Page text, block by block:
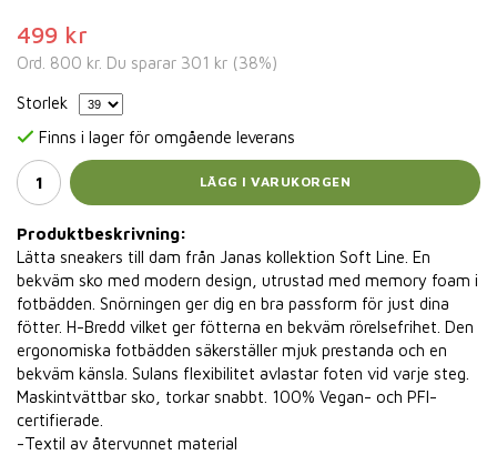
499 kr
Ord. 800 kr. Du sparar 301 kr (38%)
Storlek
Finns i lager för omgående leverans
LÄGG I VARUKORGEN
Produktbeskrivning:
Lätta sneakers till dam från Janas kollektion Soft Line. En
bekväm sko med modern design, utrustad med memory foam i
fotbädden. Snörningen ger dig en bra passform för just dina
fötter. H-Bredd vilket ger fötterna en bekväm rörelsefrihet. Den
ergonomiska fotbädden säkerställer mjuk prestanda och en
bekväm känsla. Sulans flexibilitet avlastar foten vid varje steg.
Maskintvättbar sko, torkar snabbt. 100% Vegan- och PFI-
certifierade.
-Textil av återvunnet material